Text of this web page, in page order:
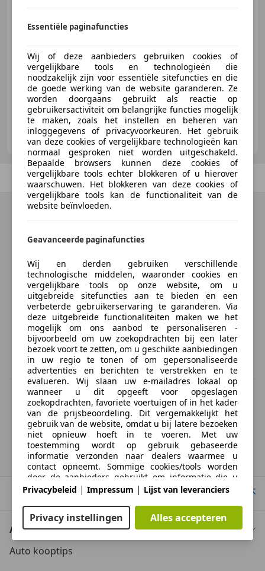
05/1992 82.668 km Benzine 187 kW (254 PK)
Exco Auto B.V.
NL-5503 LR VELDHOVEN
Vorige 1/ 1 Volgende
BTW verrekenbaar
Specificatie van de fabrikant voor nieuwe voertuigen. Afhankelijk van de
kilometerstand, het rijgedrag, de leeftijd van de batterij en het
laadgedrag, kan de radius van occasies aanzienlijk variëren.
Daimler Double Six
Naar boven
Auto kopen
Auto kooptips
Essentiële paginafuncties
Wij of deze aanbieders gebruiken cookies of
vergelijkbare tools en technologieën die
noodzakelijk zijn voor essentiële sitefuncties en die
de goede werking van de website garanderen. Ze
worden doorgaans gebruikt als reactie op
gebruikersactiviteit om belangrijke functies mogelijk
te maken, zoals het instellen en beheren van
inloggegevens of privacyvoorkeuren. Het gebruik
van deze cookies of vergelijkbare technologieën kan
normaal gesproken niet worden uitgeschakeld.
Bepaalde browsers kunnen deze cookies of
vergelijkbare tools echter blokkeren of u hierover
waarschuwen. Het blokkeren van deze cookies of
vergelijkbare tools kan de functionaliteit van de
website beïnvloeden.
Geavanceerde paginafuncties
Wij en derden gebruiken verschillende
technologische middelen, waaronder cookies en
vergelijkbare tools op onze website, om u
uitgebreide sitefuncties aan te bieden en een
verbeterde gebruikerservaring te garanderen. Via
deze uitgebreide functionaliteiten maken we het
mogelijk om ons aanbod te personaliseren -
bijvoorbeeld om uw zoekopdrachten bij een later
bezoek voort te zetten, om u geschikte aanbiedingen
in uw regio te tonen of om gepersonaliseerde
advertenties en berichten te verstrekken en te
evalueren. Wij slaan uw e-mailadres lokaal op
wanneer u dit opgeeft voor opgeslagen
zoekopdrachten, favoriete voertuigen of in het kader
van de prijsbeoordeling. Dit vergemakkelijkt het
gebruik van de website, omdat u bij latere bezoeken
niet opnieuw hoeft in te voeren. Met uw
toestemming wordt op gebruik gebaseerde
informatie verzonden naar dealers waarmee u
contact opneemt. Sommige cookies/tools worden
door de aanbieders gebruikt om informatie die u
verstrekt bij het indienen van
financieringsaanvragen gedurende 30 dagen op te
slaan en deze binnen deze periode automatisch te
hergebruiken om nieuwe financieringsaanvragen in
te vullen. Zonder het gebruik van dergelijke
cookies/tools kunnen dergelijke uitgebreide functies
geheel of gedeeltelijk niet worden gebruikt.
Privacybeleid | Impressum | Lijst van leveranciers
Privacy instellingen Alles accepteren